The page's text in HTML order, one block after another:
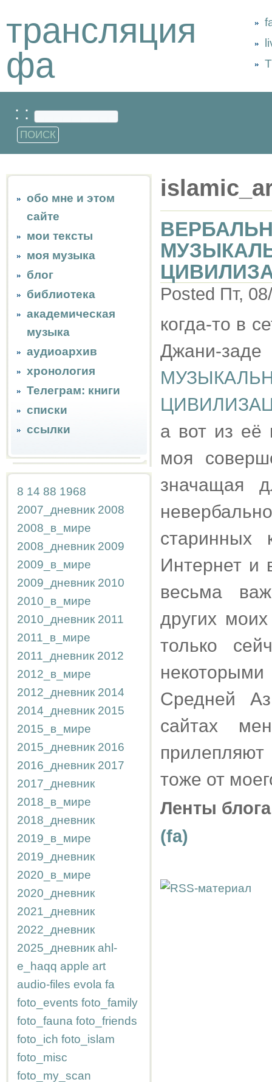
трансляция
фа
: :
обо мне и этом
сайте
мои тексты
моя музыка
блог
библиотека
академическая
музыка
аудиоархив
хронология
Телеграм: книги
списки
ссылки
8 14 88 1968
2007_дневник 2008
2008_в_мире
2008_дневник 2009
2009_в_мире
2009_дневник 2010
2010_в_мире
2010_дневник 2011
2011_в_мире
2011_дневник 2012
2012_в_мире
2012_дневник 2014
2014_дневник 2015
2015_в_мире
2015_дневник 2016
2016_дневник 2017
2017_дневник
2018_в_мире
2018_дневник
2019_в_мире
2019_дневник
2020_в_мире
2020_дневник
2021_дневник
2022_дневник
2025_дневник ahl-
e_haqq apple art
audio-files evola fa
foto_events foto_family
foto_fauna foto_friends
foto_ich foto_islam
foto_misc
foto_my_scan
Posted Пт,
когда-то в
Джани-
а вот из её
моя
значащая
Интернет и
весьма
других
только
Средней
сайтах
тоже от
Ленты
(fa)